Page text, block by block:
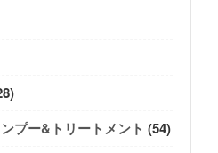
プー&トリートメント (54)